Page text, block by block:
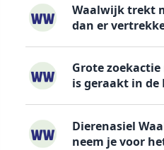
Waalwijk trekt
dan er
Grote
is geraakt in de
Dierenasiel
neem je voor